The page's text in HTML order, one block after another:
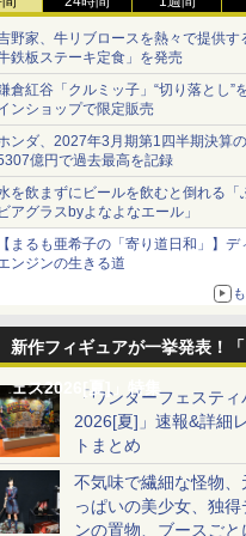
野家、牛リブロースを熱々で提供す
鉄板ステーキ定食」を発売
倉紅谷「クルミッ子」“切り落とし”
ンショップで限定販売
ンダ、2027年3月期第1四半期決算
億円で過去最高を記録
を飲まずにビールを飲むと倒れる「
アグラスbyよなよなエール」
まるも亜希子の「寄り道日和」】デ
ンジンの生きる道
新作フィギュアが一挙発表！
ェス2026[夏]」特集
「ワンダーフェステ
2026[夏]」速報&詳細
トまとめ
不気味で繊細な怪物、
っぱいの美少女、独得
ンの置物、ブースごと